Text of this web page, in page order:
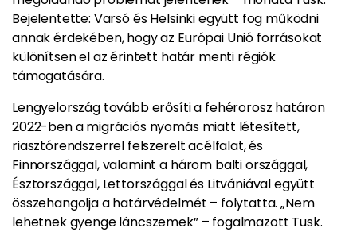
Bejelentette: Varsó és Helsinki együtt fog működni
annak érdekében, hogy az Európai Unió forrásokat
különítsen el az érintett határ menti régiók
támogatására.
Lengyelország tovább erősíti a fehérorosz határon
2022-ben a migrációs nyomás miatt létesített,
riasztórendszerrel felszerelt acélfalat, és
Finnországgal, valamint a három balti országgal,
Észtországgal, Lettországgal és Litvániával együtt
összehangolja a határvédelmét – folytatta. „Nem
lehetnek gyenge láncszemek” – fogalmazott Tusk.